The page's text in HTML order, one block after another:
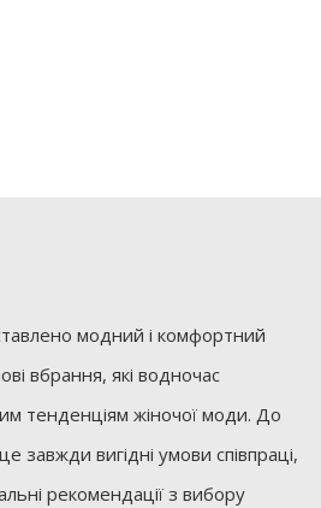
модний і комфортний
вбрання, які водночас
тенденціям жіночої моди. До
завжди вигідні умови співпраці,
рекомендації з вибору